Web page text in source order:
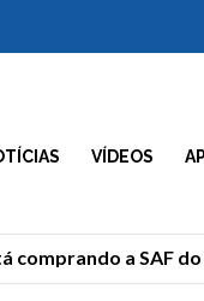
VÍDEOS
a SAF do